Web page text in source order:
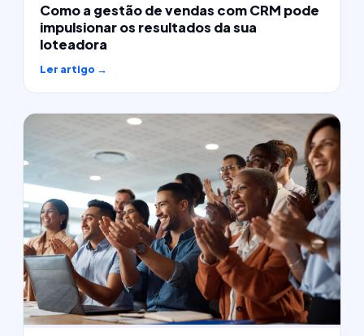
Como a gestão de vendas com CRM pode
impulsionar os resultados da sua
loteadora
Ler artigo →